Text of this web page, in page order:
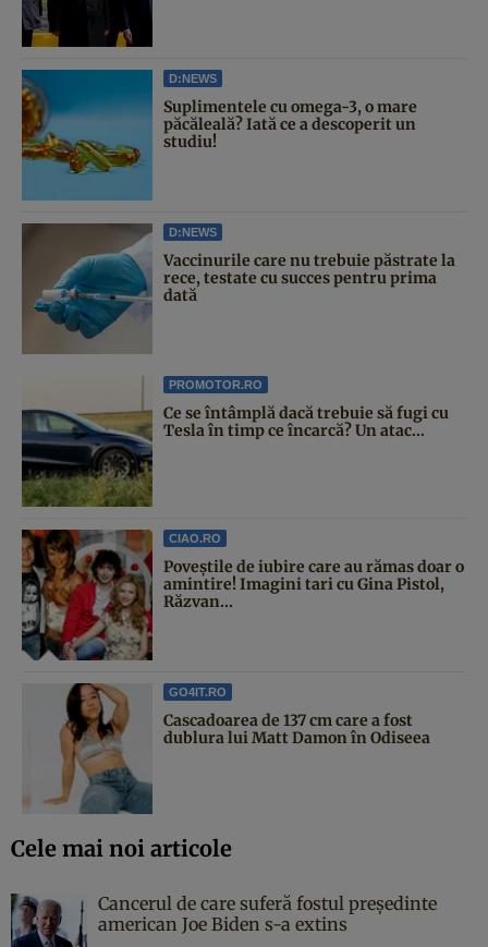
D:NEWS
Suplimentele cu omega-3, o mare
păcăleală? Iată ce a descoperit un
studiu!
D:NEWS
Vaccinurile care nu trebuie păstrate la
rece, testate cu succes pentru prima
dată
PROMOTOR.RO
Ce se întâmplă dacă trebuie să fugi cu
Tesla în timp ce încarcă? Un atac...
CIAO.RO
Poveştile de iubire care au rămas doar o
amintire! Imagini tari cu Gina Pistol,
Răzvan...
GO4IT.RO
Cascadoarea de 137 cm care a fost
dublura lui Matt Damon în Odiseea
Cele mai noi articole
Cancerul de care suferă fostul președinte
american Joe Biden s-a extins